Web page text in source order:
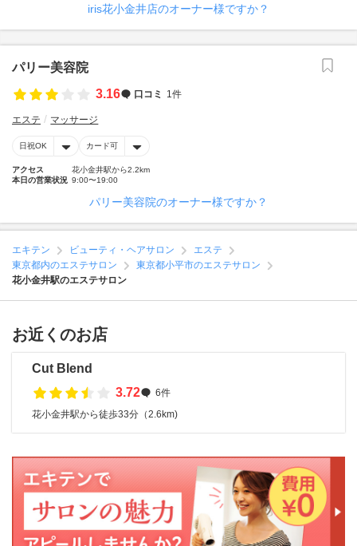
iris花小金井店のオーナー様ですか？
パリー美容院
3.16
口コミ 1件
エステ マッサージ
日祝OK カード可
アクセス
花小金井駅から2.2km
本日の営業状況 9:00〜19:00
パリー美容院のオーナー様ですか？
エキテン ビューティ・ヘアサロン
エステ
東京都内のエステサロン
東京都小平市のエステサロン
花小金井駅のエステサロン
お近くのお店
Cut Blend
3.72
6件
花小金井駅から徒歩33分（2.6km)